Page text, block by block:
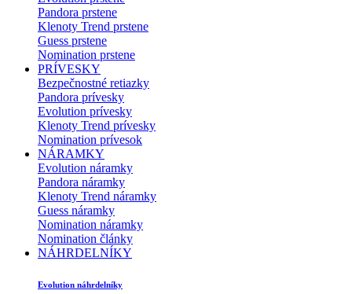
Pandora prstene
Klenoty Trend prstene
Guess prstene
Nomination prstene
PRÍVESKY
Bezpečnostné retiazky
Pandora prívesky
Evolution prívesky
Klenoty Trend prívesky
Nomination prívesok
NÁRAMKY
Evolution náramky
Pandora náramky
Klenoty Trend náramky
Guess náramky
Nomination náramky
Nomination články
NÁHRDELNÍKY
Evolution náhrdelníky